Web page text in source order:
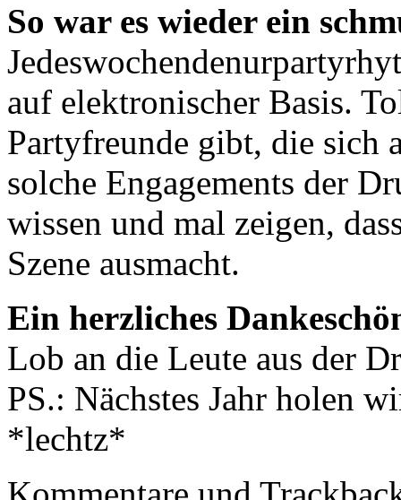
So war es wieder ein
auf elektronischer Basis.
Partyfreunde gibt, die sich
solche Engagements der
wissen und mal zeigen,
Szene ausmacht.
Ein herzliches
Lob an die Leute aus der
PS.: Nächstes Jahr holen
*lechtz*